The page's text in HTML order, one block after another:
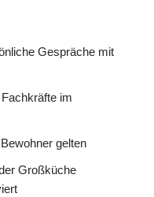
Gespräche mit
im
gelten
Großküche